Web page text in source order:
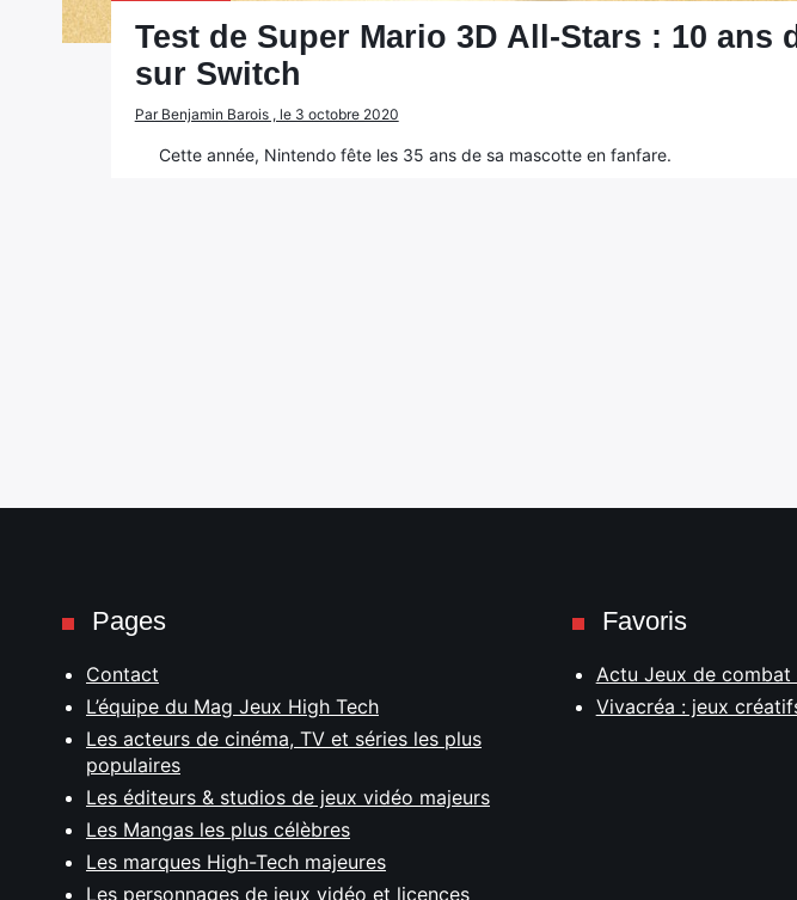
Test de Super Mario 3D All-Stars : 10 ans
sur Switch
Par Benjamin Barois , le 3 octobre 2020
Cette année, Nintendo fête les 35 ans de sa mascotte en fanfare.
Pages
Contact
L’équipe du Mag Jeux High Tech
Les acteurs de cinéma, TV et séries les plus
populaires
Les éditeurs & studios de jeux vidéo majeurs
Les Mangas les plus célèbres
Les marques High-Tech majeures
Les personnages de jeux vidéo et licences
Favoris
Actu Jeux de
Vivacréa : jeux